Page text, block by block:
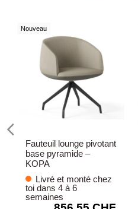
Nouveau
Fauteuil lounge pivotant
base pyramide –
KOPA
Livré et monté chez
toi dans 4 à 6
semaines